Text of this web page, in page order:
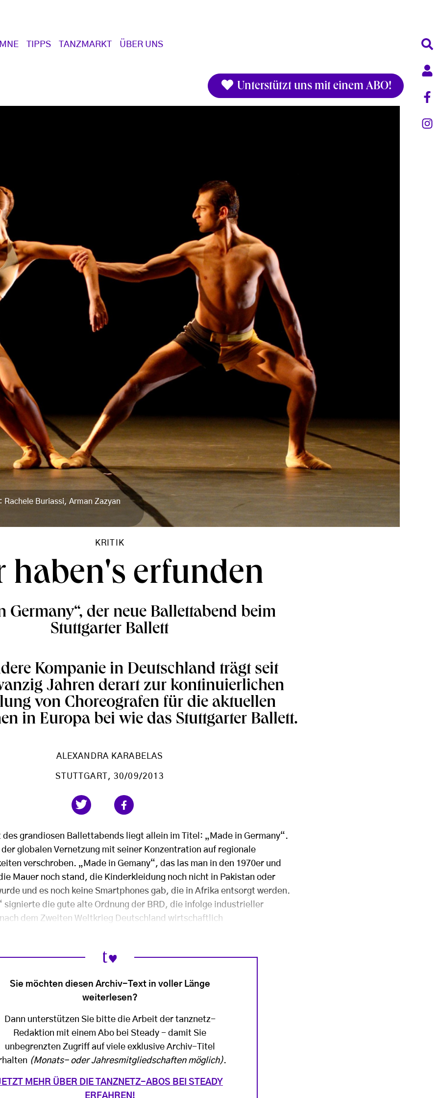
TIPPS TANZMARKT ÜBER UNS
Unterstützt uns mit einem ABO!
Rachele Buriassi, Arman Zazyan
KRITIK
haben's erfunden
Germany“, der neue Ballettabend beim
Stuttgarter Ballett
Kompanie in Deutschland trägt seit
Jahren derart zur kontinuierlichen
von Choreografen für die aktuellen
in Europa bei wie das Stuttgarter Ballett.
ALEXANDRA KARABELAS
STUTTGART , 30/09/2013
grandiosen Ballettabends liegt allein im Titel: „Made in Germany“.
globalen Vernetzung mit seiner Konzentration auf regionale
verschroben. „Made in Gemany“, das las man in den 1970er und
Mauer noch stand, die Kinderkleidung noch nicht in Pakistan oder
und es noch keine Smartphones gab, die in Afrika entsorgt werden.
signierte die gute alte Ordnung der BRD, die infolge industrieller
dem Zweiten Weltkrieg Deutschland wirtschaftlich
Sie möchten diesen Archiv-Text in voller Länge
weiterlesen?
Dann unterstützen Sie bitte die Arbeit der tanznetz-
Redaktion mit einem Abo bei Steady - damit Sie
unbegrenzten Zugriff auf viele exklusive Archiv-Titel
(Monats- oder Jahresmitgliedschaften möglich).
MEHR ÜBER DIE TANZNETZ-ABOS BEI STEADY
ERFAHREN!